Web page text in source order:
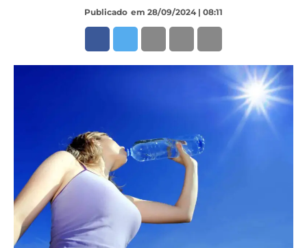
Publicado em 28/09/2024 | 08:11